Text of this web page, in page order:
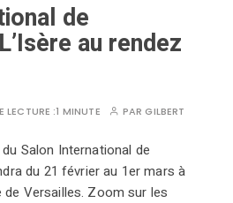
de
au rendez
LECTURE :1 MINUTE PARGILBERT
Salon International de
du 21 février au 1er mars à
de Versailles. Zoom sur les